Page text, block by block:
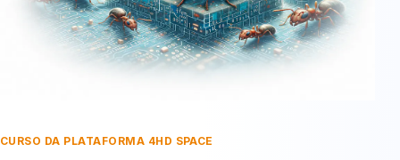
CURSO DA PLATAFORMA 4HD SPACE